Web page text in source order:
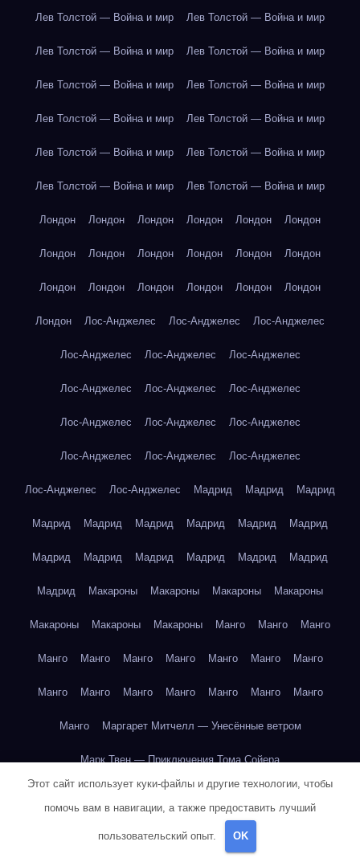
Лев Толстой — Война и мир Лев Толстой — Война и мир
Лев Толстой — Война и мир Лев Толстой — Война и мир
Лев Толстой — Война и мир Лев Толстой — Война и мир
Лев Толстой — Война и мир Лев Толстой — Война и мир
Лев Толстой — Война и мир Лев Толстой — Война и мир
Лев Толстой — Война и мир Лев Толстой — Война и мир
Лондон Лондон Лондон Лондон Лондон Лондон
Лондон Лондон Лондон Лондон Лондон Лондон
Лондон Лондон Лондон Лондон Лондон Лондон
Лондон Лос-Анджелес Лос-Анджелес Лос-Анджелес
Лос-Анджелес Лос-Анджелес Лос-Анджелес
Лос-Анджелес Лос-Анджелес Лос-Анджелес
Лос-Анджелес Лос-Анджелес Лос-Анджелес
Лос-Анджелес Лос-Анджелес Лос-Анджелес
Лос-Анджелес Лос-Анджелес Мадрид Мадрид Мадрид
Мадрид Мадрид Мадрид Мадрид Мадрид Мадрид
Мадрид Мадрид Мадрид Мадрид Мадрид Мадрид
Мадрид Макароны Макароны Макароны Макароны
Макароны Макароны Макароны Манго Манго Манго
Манго Манго Манго Манго Манго Манго Манго
Манго Манго Манго Манго Манго Манго Манго
Манго Маргарет Митчелл — Унесённые ветром
Марк Твен — Приключения Тома Сойера
Марк Твен — Приключения Тома Сойера
Этот сайт использует куки-файлы и другие технологии, чтобы
помочь вам в навигации, а также предоставить лучший
пользовательский опыт. OK